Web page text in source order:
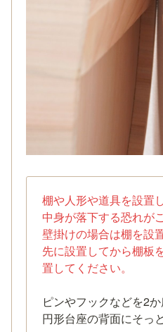
棚や人形や道具を設置
中身が落下する恐れが
壁掛けの場合は棚を設
先に設置してから棚板
ピンやフックなどを2か
円形台座の背面にそっ